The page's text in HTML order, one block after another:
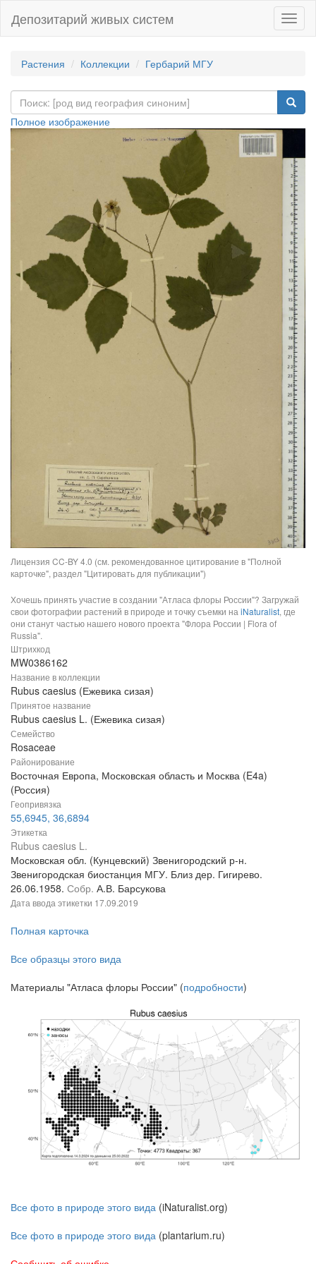
Депозитарий живых систем
Растения Коллекции Гербарий МГУ
Полное изображение
Лицензия CC-BY 4.0 (см. рекомендованное цитирование в "Полной
карточке", раздел "Цитировать для публикации")
Хочешь принять участие в создании "Атласа флоры России"? Загружай
свои фотографии растений в природе и точку съемки на iNaturalist, где
они станут частью нашего нового проекта "Флора России | Flora of
Russia".
Штрихкод
MW0386162
Название в коллекции
Rubus caesius (Ежевика сизая)
Принятое название
Rubus caesius L. (Ежевика сизая)
Семейство
Rosaceae
Районирование
Восточная Европа, Московская область и Москва (E4a)
(Россия)
Геопривязка
55,6945, 36,6894
Этикетка
Rubus caesius L.
Московская обл. (Кунцевский) Звенигородский р-н.
Звенигородская биостанция МГУ. Близ дер. Гигирево.
26.06.1958. Собр. А.В. Барсукова
Дата ввода этикетки 17.09.2019
Полная карточка
Все образцы этого вида
Материалы "Атласа флоры России" (подробности)
Все фото в природе этого вида (iNaturalist.org)
Все фото в природе этого вида (plantarium.ru)